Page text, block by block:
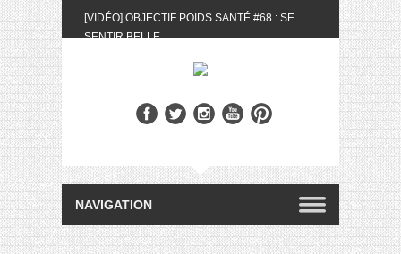
[VIDÉO] OBJECTIF POIDS SANTÉ #68 : SE
SENTIR BELLE
BIOTYFULL BOX DU MOIS DE MAI 2024 FEAT.
[VIDÉO] QUITOQUE #10 : MEAL PREP &
CONVIVIALITÉ
[VIDÉO] UNBOXING : LES MY LITTLE &
BIOTYFULL BOX DU MOIS D’AVRIL 2024
FEAT. AKILA